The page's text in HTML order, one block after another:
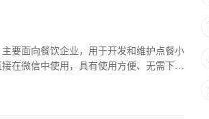
要面向餐饮企业，用于开发和维护点餐小
在微信中使用，具有使用方便、无需下载